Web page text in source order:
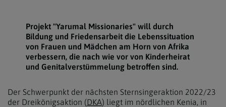
Projekt "Yarumal Missionaries" will durch
Bildung und Friedensarbeit die Lebenssituation
von Frauen und Mädchen am Horn von Afrika
verbessern, die nach wie vor von Kinderheirat
und Genitalverstümmelung betroffen sind.
Der Schwerpunkt der nächsten Sternsingeraktion 2022/23
der Dreikönigsaktion (DKA) liegt im nördlichen Kenia, in